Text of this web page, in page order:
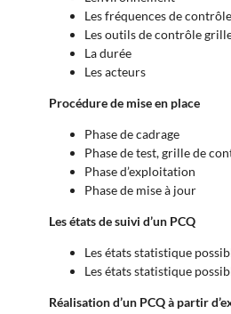
Les fréquences de contrôle
Les outils de contrôle
La durée
Les acteurs
Procédure de mise en place
Phase de cadrage
Phase de test, grille de
Phase d’exploitation
Phase de mise à jour
Les états de suivi d’un PCQ
Les états statistique
Les états statistique
Réalisation d’un PCQ à partir